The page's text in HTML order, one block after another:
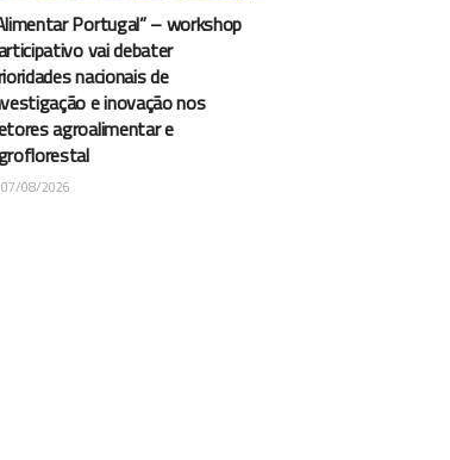
Portugal” – workshop
vai debater
nacionais de
e inovação nos
agroalimentar e
07/08/2026